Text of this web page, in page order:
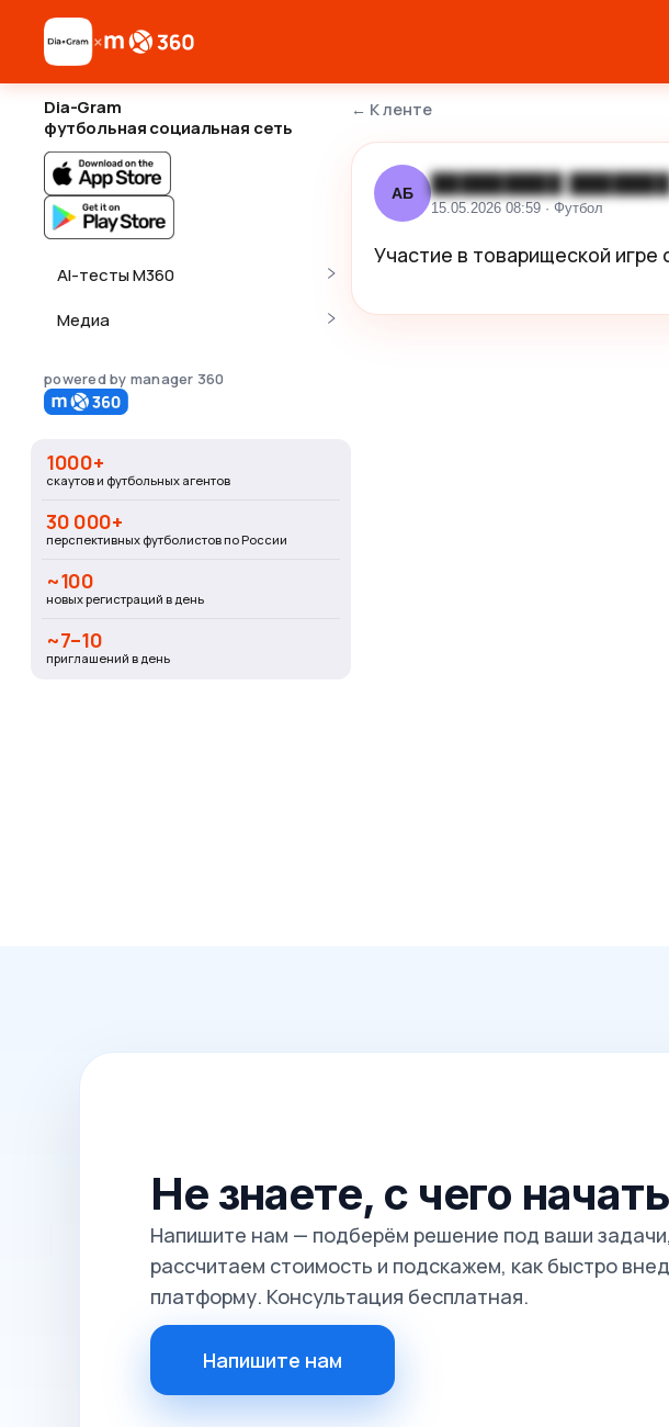
×
Dia-Gram
футбольная социальная сеть
AI-тесты M360
Медиа
powered by manager 360
1000+
скаутов и футбольных агентов
30 000+
перспективных футболистов по России
~100
новых регистраций в день
~7–10
приглашений в день
← К ленте
АБ █████████
15.05.2026 08:59 · Футбол
Участие в товарищеской игре
Не знаете, с чего
Напишите нам — подберём решение под ваши задачи,
рассчитаем стоимость и подскажем, как быстро
платформу. Консультация бесплатная.
Напишите нам